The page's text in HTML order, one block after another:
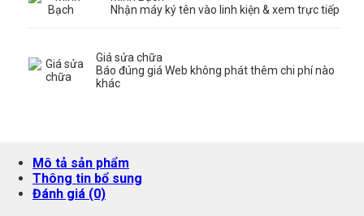
Nhận máy ký tên vào linh kiện & xem trực tiếp
Giá sửa chữa
Báo đúng giá Web không phát thêm chi phí nào
khác
Mô tả sản phẩm
Thông tin bổ sung
Đánh giá (0)